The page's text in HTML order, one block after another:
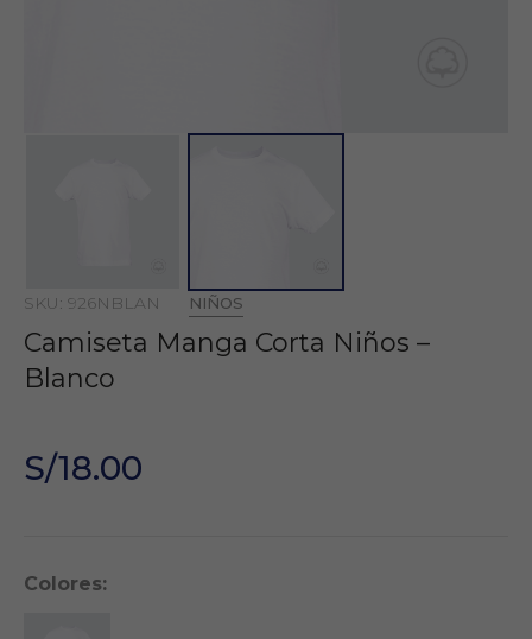
SKU: 926NBLAN NIÑOS
Camiseta Manga Corta Niños –
Blanco
S/18.00
Colores: